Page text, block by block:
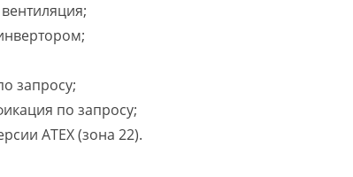
запросу;
по запросу;
ATEX (зона 22).